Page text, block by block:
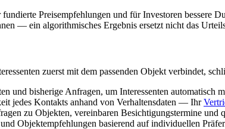
Preisempfehlungen und für Investoren bessere
— ein algorithmisches Ergebnis ersetzt nicht das
zuerst mit dem passenden Objekt verbindet,
und bisherige Anfragen, um Interessenten automatisch
jedes Kontakts anhand von Verhaltensdaten — Ihr
zu Objekten, vereinbaren Besichtigungstermine und
Objektempfehlungen basierend auf individuellen